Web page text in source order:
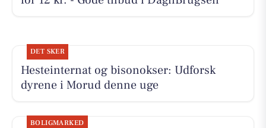
DET SKER
Hesteinternat og bisonokser: Udforsk
dyrene i Morud denne uge
BOLIGMARKED